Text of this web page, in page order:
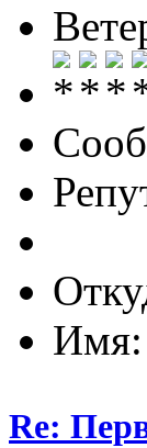
Имя:
Re: